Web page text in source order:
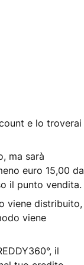
e lo troverai
ma sarà
euro 15,00 da
il punto vendita.
viene distribuito,
viene
il